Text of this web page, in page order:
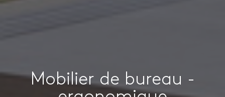
Mobilier de bureau -